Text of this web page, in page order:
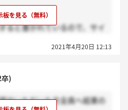
。
ると書かれているので、サイ
2021年4月20日 12:13
)
出いただいた方全員へ結果の